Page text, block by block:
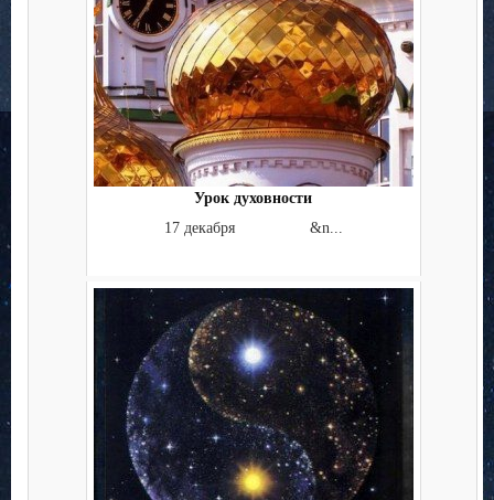
Урок духовности
17 декабря &n...